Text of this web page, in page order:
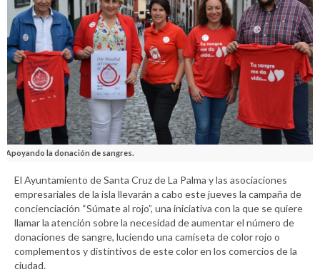
Apoyando la donación de sangres.
El Ayuntamiento de Santa Cruz de La Palma y las asociaciones
empresariales de la isla llevarán a cabo este jueves la campaña de
concienciación “Súmate al rojo”, una iniciativa con la que se quiere
llamar la atención sobre la necesidad de aumentar el número de
donaciones de sangre, luciendo una camiseta de color rojo o
complementos y distintivos de este color en los comercios de la
ciudad.